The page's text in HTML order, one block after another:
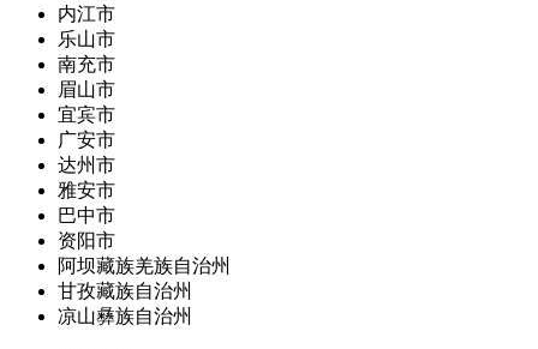
内江市
乐山市
南充市
眉山市
宜宾市
广安市
达州市
雅安市
巴中市
资阳市
阿坝藏族羌族自治州
甘孜藏族自治州
凉山彝族自治州